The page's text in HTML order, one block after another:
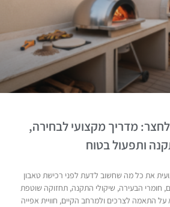
מדריך מקצועי לבחירה,
ותפעול בטוח
את כל מה שחשוב לדעת לפני רכישת טאבון
חומרי הבעירה, שיקולי התקנה, תחזוקה שוטפת
על התאמה לצרכים ולמרחב הקיים, חוויית אפייה